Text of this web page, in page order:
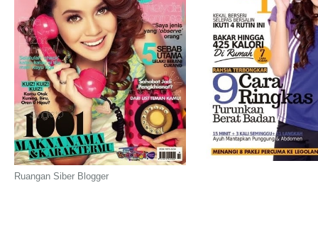
Ruangan Siber Blogger